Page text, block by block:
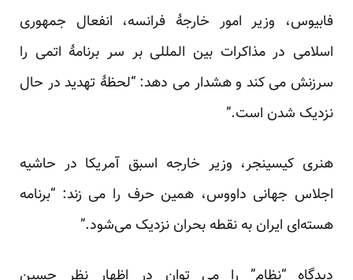
فابیوس، وزیر امور خارجۀ فرانسه، انفعال جمهوری
اسلامی در مذاکرات بین المللی بر سر برنامۀ اتمی را
سرزنش می کند و هشدار می دهد: “لحظۀ تهدید در حال
نزدیک شدن است.”
هنری کیسینجر، وزیر خارجه اسبق آمریکا در حاشیه
اجلاس جهانی داووس، همین حرف را می زند: “برنامه
هسته‌ای ایران به نقطه بحران نزدیک می‌شود.”